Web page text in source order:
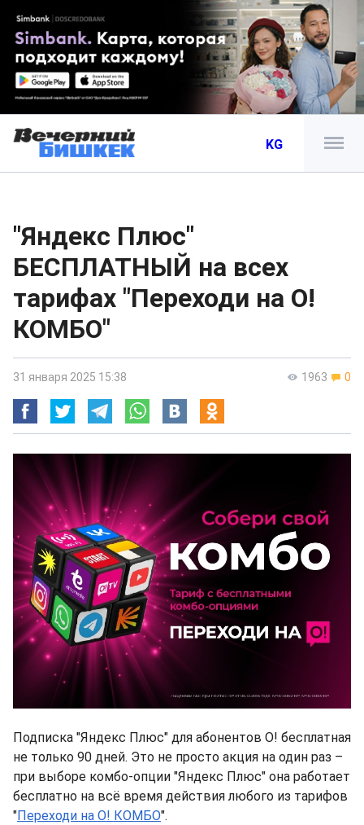
KG
"Яндекс Плюс"
БЕСПЛАТНЫЙ на всех
тарифах "Переходи на О!
КОМБО"
1963 0
31 января 2025 15:38
Подписка "Яндекс Плюс" для абонентов О! бесплатная
не только 90 дней. Это не просто акция на один раз –
при выборе комбо-опции "Яндекс Плюс" она работает
бесплатно на всё время действия любого из тарифов
"Переходи на О! КОМБО".